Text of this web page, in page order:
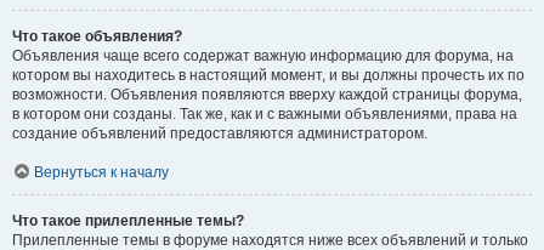
Что такое объявления?
Объявления чаще всего содержат важную информацию для форума, на
котором вы находитесь в настоящий момент, и вы должны прочесть их по
возможности. Объявления появляются вверху каждой страницы форума,
в котором они созданы. Так же, как и с важными объявлениями, права на
создание объявлений предоставляются администратором.
Вернуться к началу
Что такое прилепленные темы?
Прилепленные темы в форуме находятся ниже всех объявлений и только